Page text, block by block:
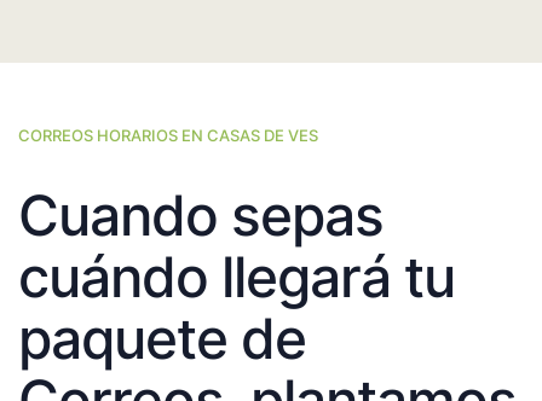
CORREOS HORARIOS EN CASAS DE VES
Cuando sepas
cuándo llegará tu
paquete de